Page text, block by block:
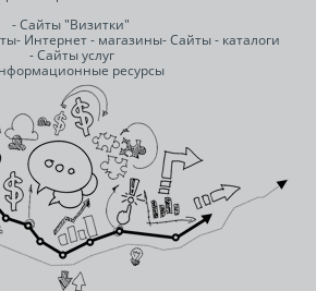
- Сайты "Визитки"
- Интернет - магазины- Сайты - каталоги
- Сайты услуг
ресурсы